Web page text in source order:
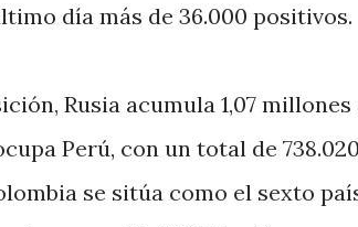
día más de 36.000 positivos.
Rusia acumula 1,07 millones
Perú, con un total de
se sitúa como el sexto